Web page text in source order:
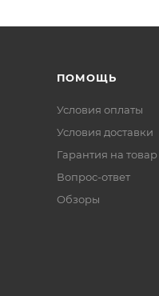
ПОМОЩЬ
Условия оплаты
Условия доставки
Гарантия на товар
Вопрос-ответ
Обзоры